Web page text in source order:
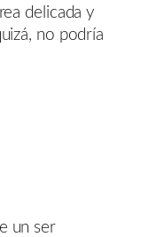
delicada y
no podría
un ser